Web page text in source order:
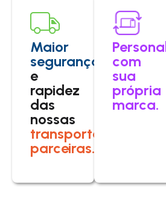
Maior
segurança
e
rapidez
das
nossas
transportadoras
parceiras.
com
sua
própria
marca.